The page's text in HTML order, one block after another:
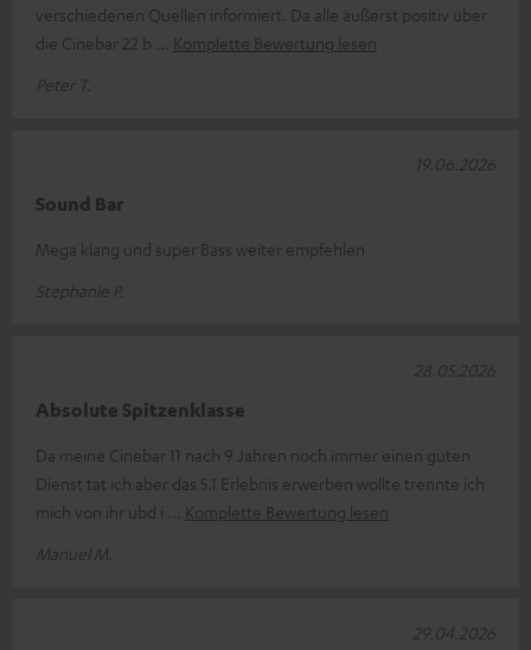
verschiedenen Quellen informiert. Da alle äußerst positiv über
die Cinebar 22 b
Komplette Bewertung lesen
Peter T.
Sound Bar
Mega klang und super Bass weiter empfehlen
Stephanie P.
19.06.2026
Absolute Spitzenklasse
Da meine Cinebar 11 nach 9 Jahren noch immer einen guten
Dienst tat ich aber das 5.1 Erlebnis erwerben wollte trennte ich
mich von ihr ubd i
Komplette Bewertung lesen
Manuel M.
28.05.2026
29.04.2026